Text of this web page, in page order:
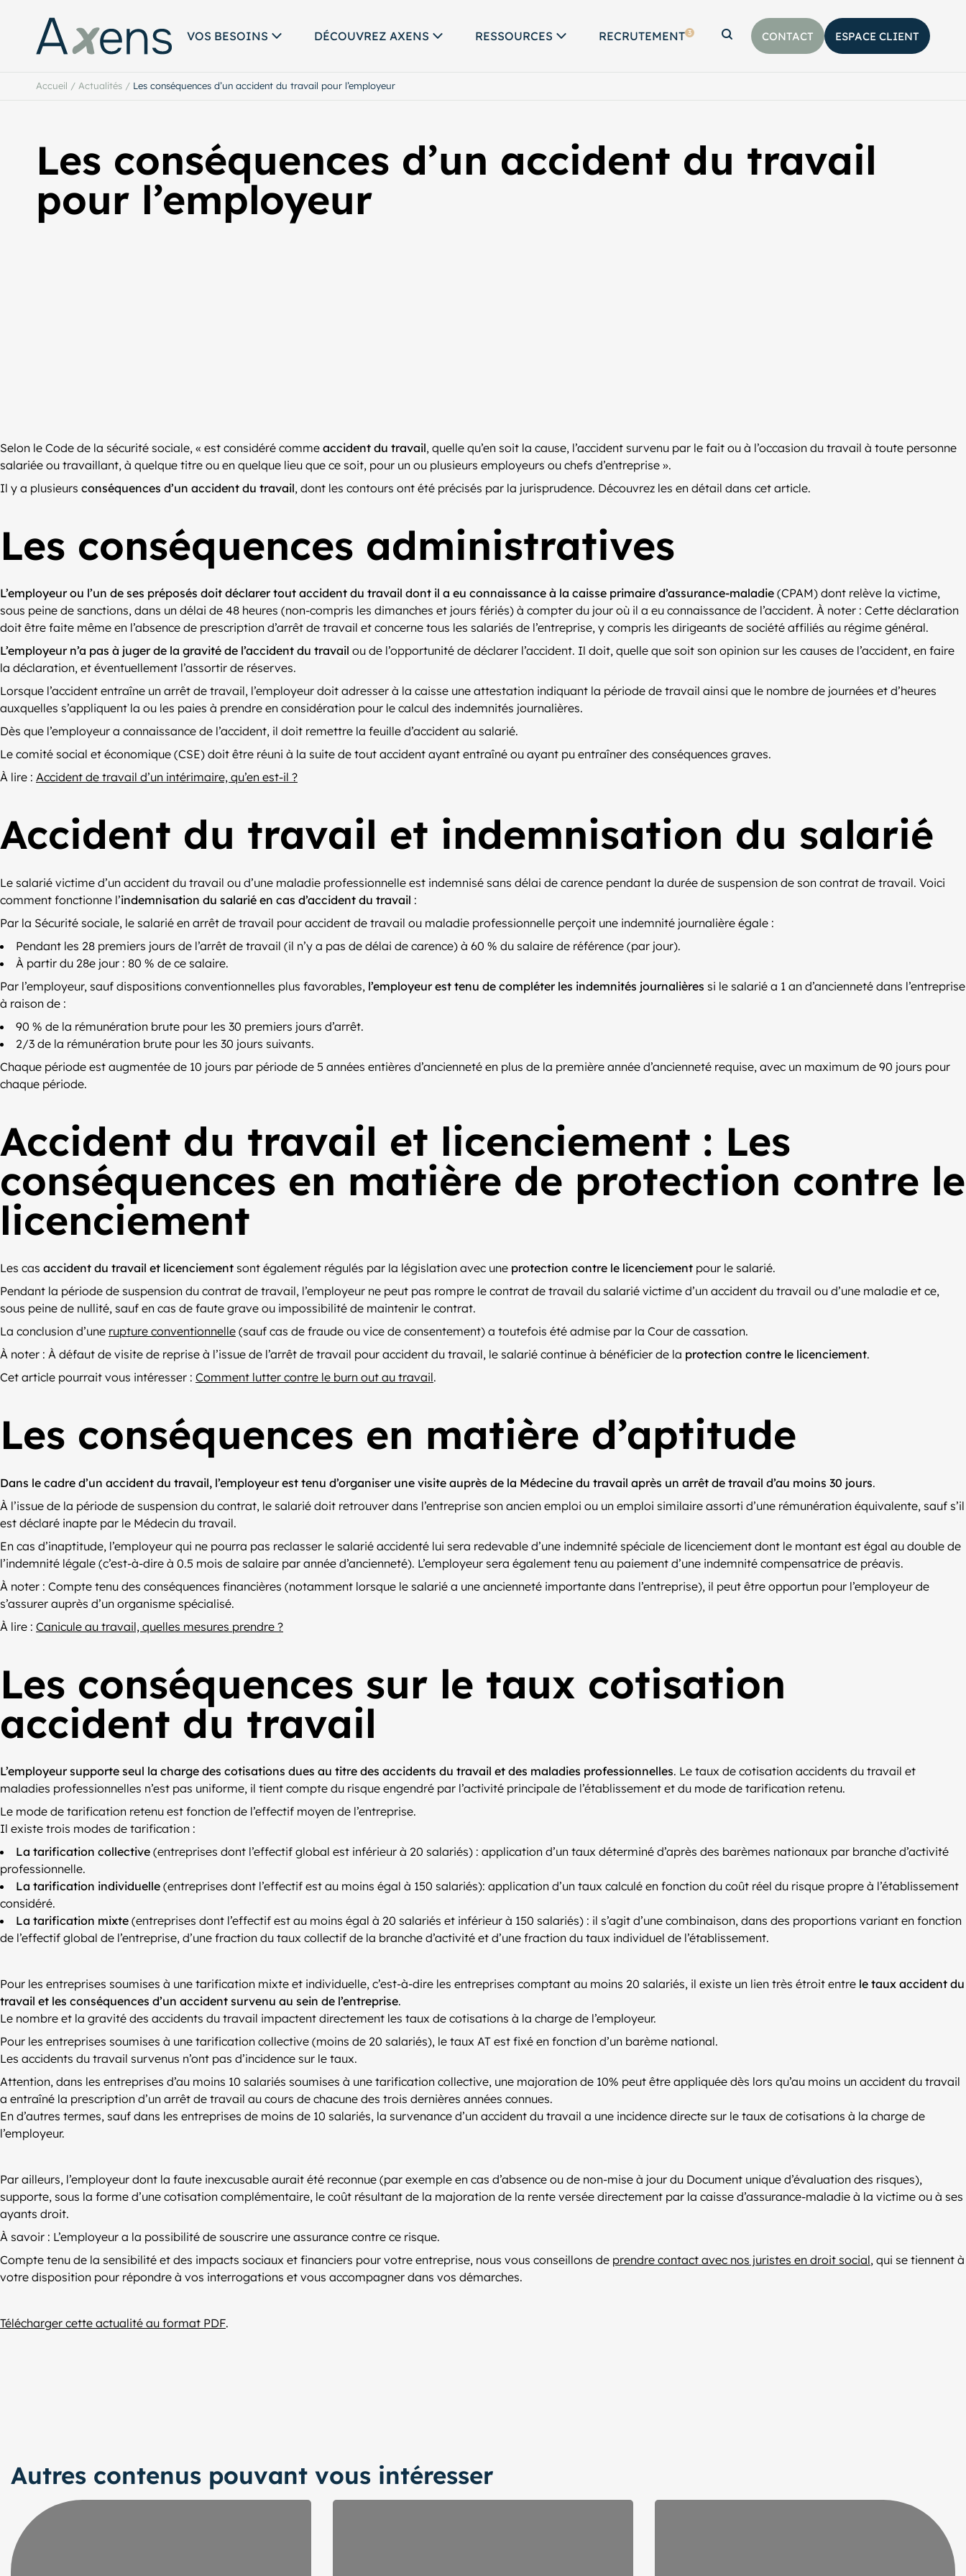
VOS BESOINS DÉCOUVREZ AXENS RESSOURCES RECRUTEMENT 3
Afficher la barre de recherche
CONTACT ESPACE CLIENT
Accueil / Actualités / Les conséquences d’un accident du travail pour l’employeur
Les conséquences d’un accident du travail
pour l’employeur
Selon le Code de la sécurité sociale, « est considéré comme accident du travail, quelle qu’en soit la cause, l’accident survenu par le fait ou à l’occasion du travail à toute personne
salariée ou travaillant, à quelque titre ou en quelque lieu que ce soit, pour un ou plusieurs employeurs ou chefs d’entreprise ».
Il y a plusieurs conséquences d’un accident du travail, dont les contours ont été précisés par la jurisprudence. Découvrez les en détail dans cet article.
Les conséquences administratives
L’employeur ou l’un de ses préposés doit déclarer tout accident du travail dont il a eu connaissance à la caisse primaire d’assurance-maladie (CPAM) dont relève la victime,
sous peine de sanctions, dans un délai de 48 heures (non-compris les dimanches et jours fériés) à compter du jour où il a eu connaissance de l’accident. À noter : Cette déclaration
doit être faite même en l’absence de prescription d’arrêt de travail et concerne tous les salariés de l’entreprise, y compris les dirigeants de société affiliés au régime général.
L’employeur n’a pas à juger de la gravité de l’accident du travail ou de l’opportunité de déclarer l’accident. Il doit, quelle que soit son opinion sur les causes de l’accident, en faire
la déclaration, et éventuellement l’assortir de réserves.
Lorsque l’accident entraîne un arrêt de travail, l’employeur doit adresser à la caisse une attestation indiquant la période de travail ainsi que le nombre de journées et d’heures
auxquelles s’appliquent la ou les paies à prendre en considération pour le calcul des indemnités journalières.
Dès que l’employeur a connaissance de l’accident, il doit remettre la feuille d’accident au salarié.
Le comité social et économique (CSE) doit être réuni à la suite de tout accident ayant entraîné ou ayant pu entraîner des conséquences graves.
À lire : Accident de travail d’un intérimaire, qu’en est-il ?
Accident du travail et indemnisation du salarié
Le salarié victime d’un accident du travail ou d’une maladie professionnelle est indemnisé sans délai de carence pendant la durée de suspension de son contrat de travail. Voici
comment fonctionne l’indemnisation du salarié en cas d’accident du travail :
Par la Sécurité sociale, le salarié en arrêt de travail pour accident de travail ou maladie professionnelle perçoit une indemnité journalière égale :
Pendant les 28 premiers jours de l’arrêt de travail (il n’y a pas de délai de carence) à 60 % du salaire de référence (par jour).
À partir du 28e jour : 80 % de ce salaire.
Par l’employeur, sauf dispositions conventionnelles plus favorables, l’employeur est tenu de compléter les indemnités journalières si le salarié a 1 an d’ancienneté dans l’entreprise
à raison de :
90 % de la rémunération brute pour les 30 premiers jours d’arrêt.
2/3 de la rémunération brute pour les 30 jours suivants.
Chaque période est augmentée de 10 jours par période de 5 années entières d’ancienneté en plus de la première année d’ancienneté requise, avec un maximum de 90 jours pour
chaque période.
Accident du travail et licenciement : Les
conséquences en matière de protection contre le
licenciement
Les cas accident du travail et licenciement sont également régulés par la législation avec une protection contre le licenciement pour le salarié.
Pendant la période de suspension du contrat de travail, l’employeur ne peut pas rompre le contrat de travail du salarié victime d’un accident du travail ou d’une maladie et ce,
sous peine de nullité, sauf en cas de faute grave ou impossibilité de maintenir le contrat.
La conclusion d’une rupture conventionnelle (sauf cas de fraude ou vice de consentement) a toutefois été admise par la Cour de cassation.
À noter : À défaut de visite de reprise à l’issue de l’arrêt de travail pour accident du travail, le salarié continue à bénéficier de la protection contre le licenciement.
Cet article pourrait vous intéresser : Comment lutter contre le burn out au travail.
Les conséquences en matière d’aptitude
Dans le cadre d’un accident du travail, l’employeur est tenu d’organiser une visite auprès de la Médecine du travail après un arrêt de travail d’au moins 30 jours.
À l’issue de la période de suspension du contrat, le salarié doit retrouver dans l’entreprise son ancien emploi ou un emploi similaire assorti d’une rémunération équivalente, sauf s’il
est déclaré inapte par le Médecin du travail.
En cas d’inaptitude, l’employeur qui ne pourra pas reclasser le salarié accidenté lui sera redevable d’une indemnité spéciale de licenciement dont le montant est égal au double de
l’indemnité légale (c’est-à-dire à 0.5 mois de salaire par année d’ancienneté). L’employeur sera également tenu au paiement d’une indemnité compensatrice de préavis.
À noter : Compte tenu des conséquences financières (notamment lorsque le salarié a une ancienneté importante dans l’entreprise), il peut être opportun pour l’employeur de
s’assurer auprès d’un organisme spécialisé.
À lire : Canicule au travail, quelles mesures prendre ?
Les conséquences sur le taux cotisation
accident du travail
L’employeur supporte seul la charge des cotisations dues au titre des accidents du travail et des maladies professionnelles. Le taux de cotisation accidents du travail et
maladies professionnelles n’est pas uniforme, il tient compte du risque engendré par l’activité principale de l’établissement et du mode de tarification retenu.
Le mode de tarification retenu est fonction de l’effectif moyen de l’entreprise.
Il existe trois modes de tarification :
La tarification collective (entreprises dont l’effectif global est inférieur à 20 salariés) : application d’un taux déterminé d’après des barèmes nationaux par branche d’activité
professionnelle.
La tarification individuelle (entreprises dont l’effectif est au moins égal à 150 salariés): application d’un taux calculé en fonction du coût réel du risque propre à l’établissement
considéré.
La tarification mixte (entreprises dont l’effectif est au moins égal à 20 salariés et inférieur à 150 salariés) : il s’agit d’une combinaison, dans des proportions variant en fonction
de l’effectif global de l’entreprise, d’une fraction du taux collectif de la branche d’activité et d’une fraction du taux individuel de l’établissement.
Pour les entreprises soumises à une tarification mixte et individuelle, c’est-à-dire les entreprises comptant au moins 20 salariés, il existe un lien très étroit entre le taux accident du
travail et les conséquences d’un accident survenu au sein de l’entreprise.
Le nombre et la gravité des accidents du travail impactent directement les taux de cotisations à la charge de l’employeur.
Pour les entreprises soumises à une tarification collective (moins de 20 salariés), le taux AT est fixé en fonction d’un barème national.
Les accidents du travail survenus n’ont pas d’incidence sur le taux.
Attention, dans les entreprises d’au moins 10 salariés soumises à une tarification collective, une majoration de 10% peut être appliquée dès lors qu’au moins un accident du travail
a entraîné la prescription d’un arrêt de travail au cours de chacune des trois dernières années connues.
En d’autres termes, sauf dans les entreprises de moins de 10 salariés, la survenance d’un accident du travail a une incidence directe sur le taux de cotisations à la charge de
l’employeur.
Par ailleurs, l’employeur dont la faute inexcusable aurait été reconnue (par exemple en cas d’absence ou de non-mise à jour du Document unique d’évaluation des risques),
supporte, sous la forme d’une cotisation complémentaire, le coût résultant de la majoration de la rente versée directement par la caisse d’assurance-maladie à la victime ou à ses
ayants droit.
À savoir : L’employeur a la possibilité de souscrire une assurance contre ce risque.
Compte tenu de la sensibilité et des impacts sociaux et financiers pour votre entreprise, nous vous conseillons de prendre contact avec nos juristes en droit social, qui se tiennent à
votre disposition pour répondre à vos interrogations et vous accompagner dans vos démarches.
Télécharger cette actualité au format PDF.
Autres contenus pouvant vous intéresser